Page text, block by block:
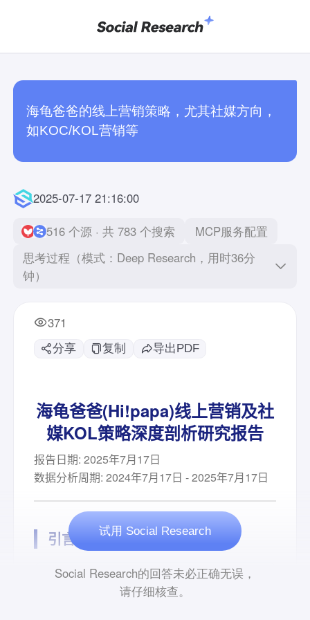
海龟爸爸的线上营销策略，尤其社媒方向，
如KOC/KOL营销等
2025-07-17 21:16:00
516 个源 · 共 783 个搜索
MCP服务配置
思考过程（模式：Deep Research，用时36分
钟）
371
分享 复制 导出PDF
试用 Social Research
Social Research的回答未必正确无误，
请仔细核查。